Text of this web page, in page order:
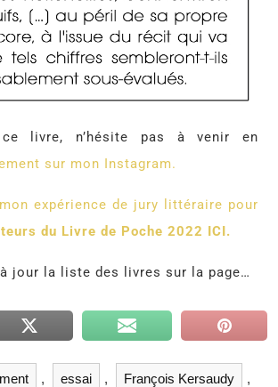
livre, n’hésite pas à venir en
sur mon Instagram.
mon expérience de jury littéraire pour
du Livre de Poche 2022 ICI.
jour la liste des livres sur la page…
, essai , François Kersaudy ,